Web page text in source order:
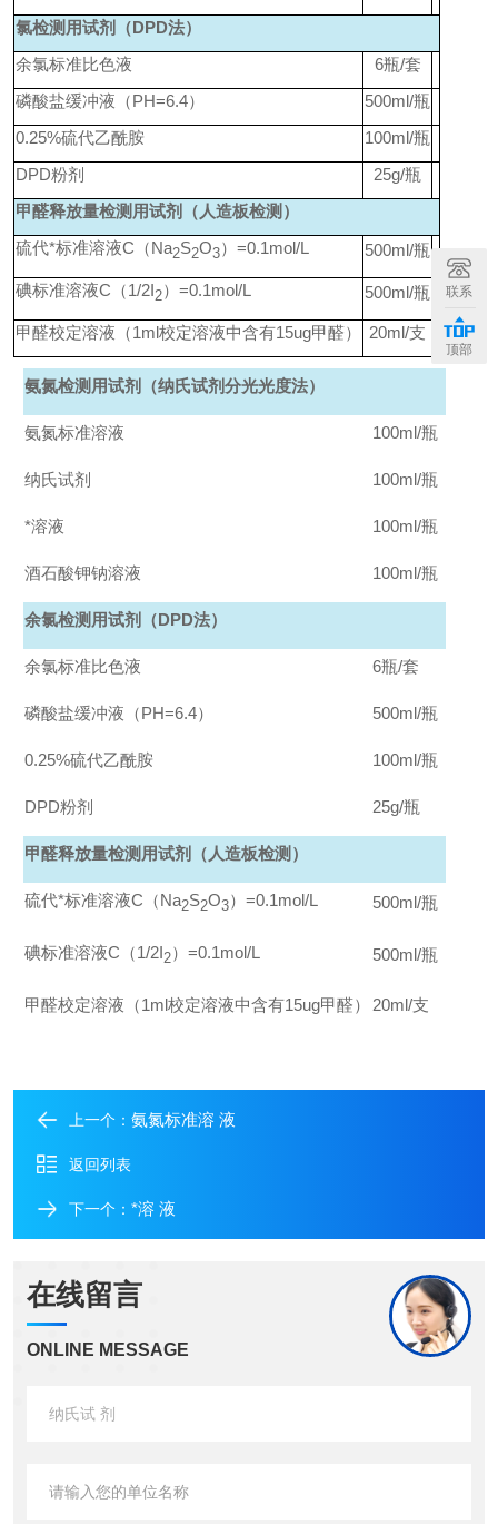
氯检测用试剂（DPD法）
余氯标准比色液
6瓶/套
磷酸盐缓冲液（PH=6.4）
500ml/瓶
0.25%硫代乙酰胺 100ml/瓶
DPD粉剂 25g/瓶
甲醛释放量检测用试剂（人造板检测）
硫代*标准溶液C（Na2S2O3）=0.1mol/L 500ml/瓶
碘标准溶液C（1/2I2）=0.1mol/L 500ml/瓶
甲醛校定溶液（1ml校定溶液中含有15ug甲醛） 20ml/支
氨氮检测用试剂（纳氏试剂分光光度法）
氨氮标准溶液 100ml/瓶
纳氏试剂 100ml/瓶
*溶液 100ml/瓶
酒石酸钾钠溶液 100ml/瓶
余氯检测用试剂（DPD法）
余氯标准比色液 6瓶/套
磷酸盐缓冲液（PH=6.4） 500ml/瓶
0.25%硫代乙酰胺 100ml/瓶
DPD粉剂 25g/瓶
甲醛释放量检测用试剂（人造板检测）
硫代*标准溶液C（Na2S2O3）=0.1mol/L 500ml/瓶
碘标准溶液C（1/2I2）=0.1mol/L 500ml/瓶
甲醛校定溶液（1ml校定溶液中含有15ug甲醛） 20ml/支
上一个： 氨氮标准溶 液
返回列表
下一个： *溶 液
在线留言
ONLINE MESSAGE
联系
顶部